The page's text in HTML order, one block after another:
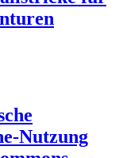
Nutzung